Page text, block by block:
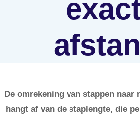
De omrekening van stappen naar
hangt af van de staplengte, die